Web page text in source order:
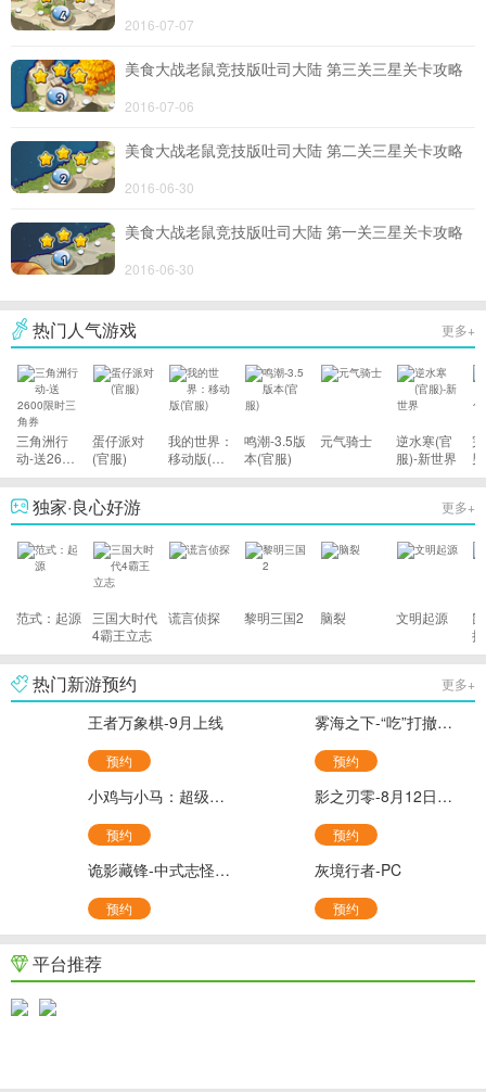
2016-07-07
美食大战老鼠竞技版吐司大陆 第三关三星关卡攻略
2016-07-06
美食大战老鼠竞技版吐司大陆 第二关三星关卡攻略
2016-06-30
美食大战老鼠竞技版吐司大陆 第一关三星关卡攻略
2016-06-30
热门人气游戏 更多+
三角洲行
动-送2600
限时三角券
蛋仔派对
(官服)
我的世界：
移动版(官
服)
鸣潮-3.5版
本(官服)
元气骑士
逆水寒(官
服)-新世界
了
独家·良心好游 更多+
范式：起源
三国大时代
4霸王立志
谎言侦探 黎明三国2 脑裂 文明起源
热门新游预约 更多+
王者万象棋-9月上线
预约
雾海之下-“吃”打撤新游(官服)
预约
小鸡与小马：超级派对-超级鸡马
预约
影之刃零-8月12日开放预购-PC
预约
诡影藏锋-中式志怪搜打撤
预约
灰境行者-PC
预约
平台推荐